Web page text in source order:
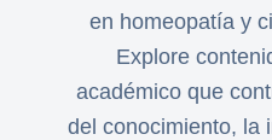
en homeopatía y
Explore
académico que
del conocimiento, la